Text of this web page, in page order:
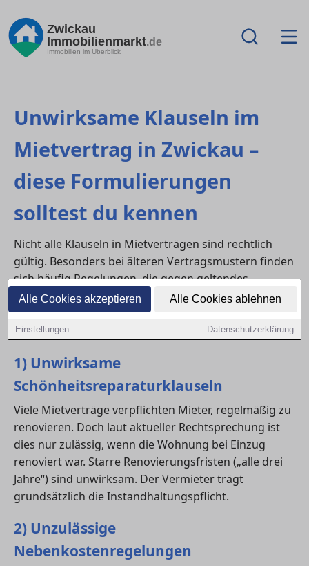
Alle Cookies akzeptieren Alle Cookies ablehnen
Einstellungen Datenschutzerklärung
Zwickau
Immobilienmarkt.de
Immobilien im Überblick
Unwirksame Klauseln im
Mietvertrag in Zwickau –
diese Formulierungen
solltest du kennen
Nicht alle Klauseln in Mietverträgen sind rechtlich
gültig. Besonders bei älteren Vertragsmustern finden
sich häufig Regelungen, die gegen geltendes
Mietrecht verstoßen. Wer seinen Mietvertrag in
Zwickau genau prüft, kann unzulässige Klauseln
erkennen und sich vor Nachteilen schützen.
1) Unwirksame
Schönheitsreparaturklauseln
Viele Mietverträge verpflichten Mieter, regelmäßig zu
renovieren. Doch laut aktueller Rechtsprechung ist
dies nur zulässig, wenn die Wohnung bei Einzug
renoviert war. Starre Renovierungsfristen („alle drei
Jahre“) sind unwirksam. Der Vermieter trägt
grundsätzlich die Instandhaltungspflicht.
2) Unzulässige
Nebenkostenregelungen